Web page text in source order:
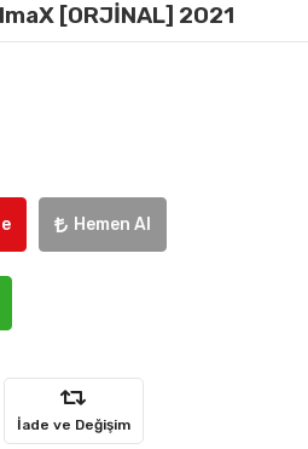
[ORJİNAL] 2021
Hemen Al
İade ve Değişim